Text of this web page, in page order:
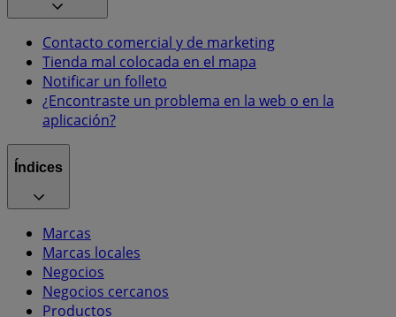
Contacto comercial y de marketing
Tienda mal colocada en el mapa
Notificar un folleto
¿Encontraste un problema en la web o en la
aplicación?
Índices
Marcas
Marcas locales
Negocios
Negocios cercanos
Productos